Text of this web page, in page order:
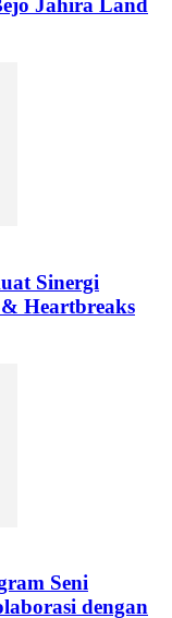
Jahira Land
Sinergi
Heartbreaks
Seni
dengan